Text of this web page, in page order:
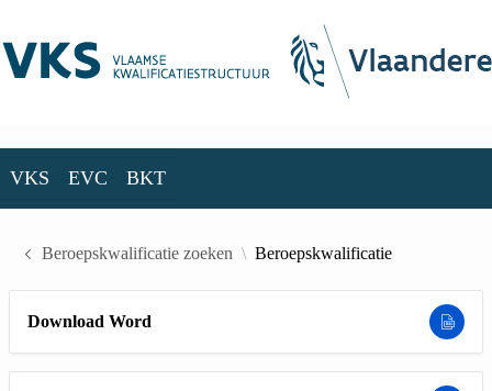
VKS EVC BKT
Beroepskwalificatie zoeken Beroepskwalificatie
Download Word